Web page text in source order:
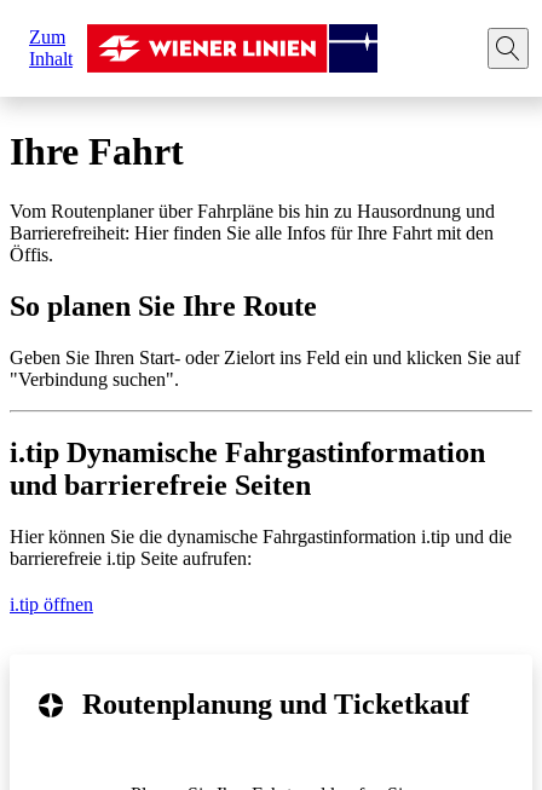
Zum
Inhalt
sind
hier:
Startseite Ihre Fahrt Route planen
Ihre Fahrt
Vom Routenplaner über Fahrpläne bis hin zu Hausordnung und
Barrierefreiheit: Hier finden Sie alle Infos für Ihre Fahrt mit den
Öffis.
So planen Sie Ihre Route
Geben Sie Ihren Start- oder Zielort ins Feld ein und klicken Sie auf
"Verbindung suchen".
i.tip Dynamische Fahrgastinformation
und barrierefreie Seiten
Hier können Sie die dynamische Fahrgastinformation i.tip und die
barrierefreie i.tip Seite aufrufen:
i.tip öffnen
Routenplanung und Ticketkauf